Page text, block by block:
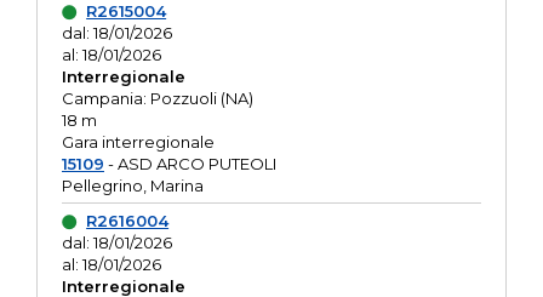
R2615004
dal: 18/01/2026
al: 18/01/2026
Interregionale
Campania: Pozzuoli (NA)
18 m
Gara interregionale
15109 - ASD ARCO PUTEOLI
Pellegrino, Marina
R2616004
dal: 18/01/2026
al: 18/01/2026
Interregionale